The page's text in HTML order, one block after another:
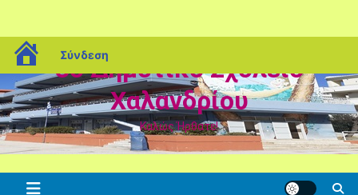
blogs.sch.gr
Σύνδεση
Μεταπηδήστε
στο
περιεχόμενο
3ο Δημοτικό Σχολείο
Χαλανδρίου
Καλώς Ήρθατε!